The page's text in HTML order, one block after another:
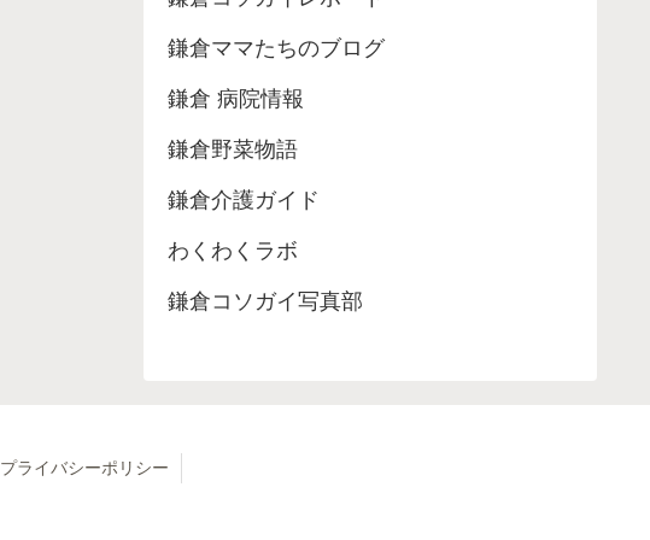
鎌倉ママたちのブログ
鎌倉 病院情報
鎌倉野菜物語
鎌倉介護ガイド
わくわくラボ
鎌倉コソガイ写真部
プライバシーポリシー